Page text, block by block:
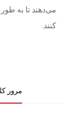
می‌دهند تا به
کنند.
مرور